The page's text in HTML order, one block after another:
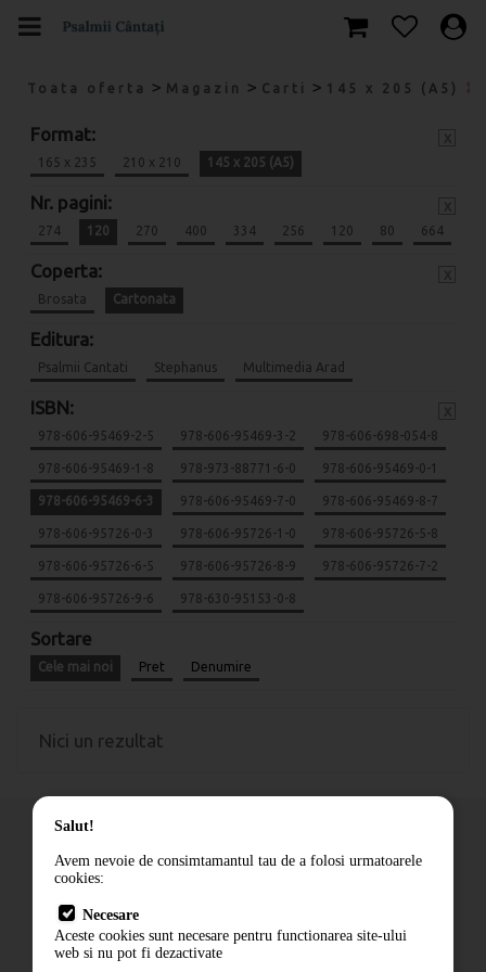
Toata oferta > Magazin > Carti > 145 x 205 (A5)
Format:
165 x 235 210 x 210 145 x 205 (A5)
Nr. pagini:
274 120 270 400 334 256 120 80 664
Coperta:
Brosata Cartonata
Editura:
Psalmii Cantati Stephanus Multimedia Arad
ISBN:
978-606-95469-2-5 978-606-95469-3-2 978-606-698-054-8
978-606-95469-1-8 978-973-88771-6-0 978-606-95469-0-1
978-606-95469-6-3 978-606-95469-7-0 978-606-95469-8-7
978-606-95726-0-3 978-606-95726-1-0 978-606-95726-5-8
978-606-95726-6-5 978-606-95726-8-9 978-606-95726-7-2
978-606-95726-9-6 978-630-95153-0-8
Sortare
Cele mai noi Pret Denumire
Nici un rezultat
Cum comand
Livrare
Contact
Salut!
Avem nevoie de consimtamantul tau de a folosi urmatoarele
cookies:
Necesare
Aceste cookies sunt necesare pentru functionarea site-ului
web si nu pot fi dezactivate